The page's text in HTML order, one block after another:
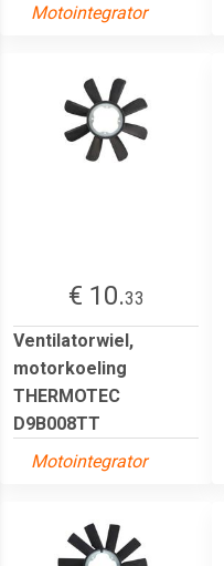
Motointegrator
€ 10.33
Ventilatorwiel,
motorkoeling
THERMOTEC
D9B008TT
Motointegrator